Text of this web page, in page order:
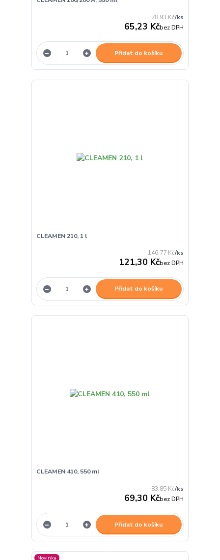
78,93 Kč/ks
65,23 Kčbez DPH
Přidat do košíku
CLEAMEN 210, 1 l
146,77 Kč/ks
121,30 Kčbez DPH
Přidat do košíku
CLEAMEN 410, 550 ml
83,85 Kč/ks
69,30 Kčbez DPH
Přidat do košíku
Novinka